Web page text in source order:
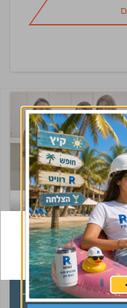
קסדה של
CivilEng ? עשית
שינוי בקריירה
ליוותה אותי במשך